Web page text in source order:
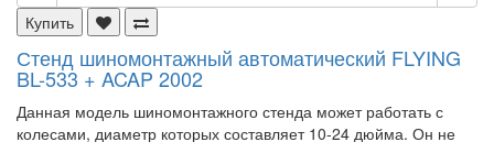
Купить
Стенд шиномонтажный автоматический FLYING
BL-533 + ACAP 2002
Данная модель шиномонтажного стенда может работать с
колесами, диаметр которых составляет 10-24 дюйма. Он не